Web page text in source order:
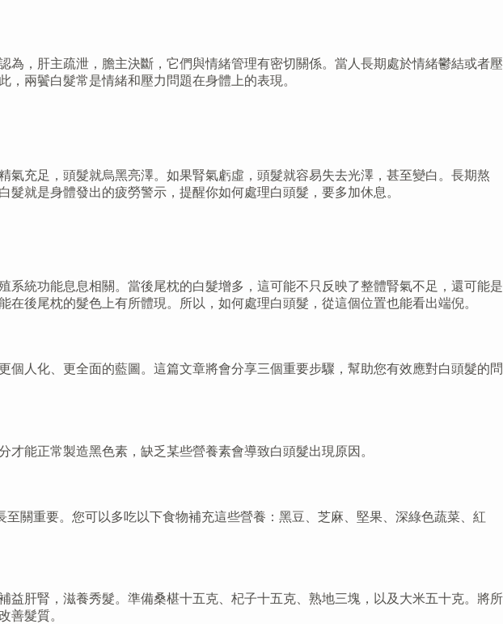
，肝主疏泄，膽主決斷，它們與情緒管理有密切關係。當人長期處於情緒鬱結或者壓
兩鬢白髮常是情緒和壓力問題在身體上的表現。
充足，頭髮就烏黑亮澤。如果腎氣虧虛，頭髮就容易失去光澤，甚至變白。長期熬
就是身體發出的疲勞警示，提醒你如何處理白頭髮，要多加休息。
統功能息息相關。當後尾枕的白髮增多，這可能不只反映了整體腎氣不足，還可能是
後尾枕的髮色上有所體現。所以，如何處理白頭髮，從這個位置也能看出端倪。
人化、更全面的藍圖。這篇文章將會分享三個重要步驟，幫助您有效應對白頭髮的問
能正常製造黑色素，缺乏某些營養素會導致白頭髮出現原因。
關重要。您可以多吃以下食物補充這些營養：黑豆、芝麻、堅果、深綠色蔬菜、紅
肝腎，滋養秀髮。準備桑椹十五克、杞子十五克、熟地三塊，以及大米五十克。將所
善髮質。